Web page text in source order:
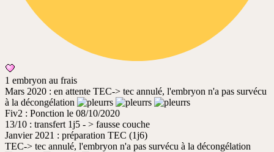
1 embryon au frais
Mars 2020 : en attente TEC-> tec annulé, l'embryon n'a pas survécu
à la décongélation
Fiv2 : Ponction le 08/10/2020
13/10 : transfert 1j5 - > fausse couche
Janvier 2021 : préparation TEC (1j6)
TEC-> tec annulé, l'embryon n'a pas survécu à la décongélation